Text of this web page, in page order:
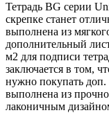
Тетрадь BG серии
скрепке станет
выполнена из
дополнительный
м2 для подписи
заключается в том,
нужно покупать доп.
выполнена из
лаконичным